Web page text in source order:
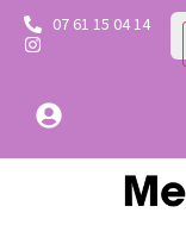
07 61 15 04 14